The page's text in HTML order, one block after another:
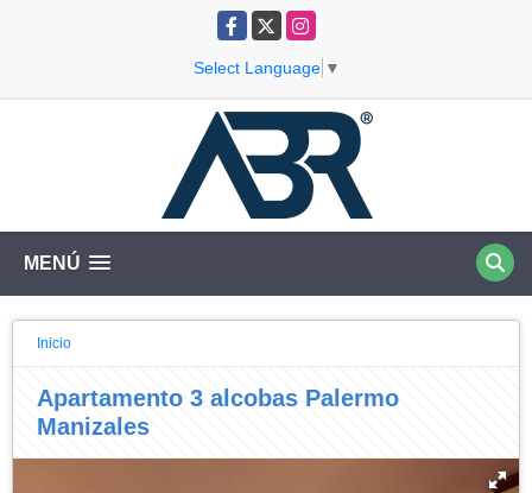
Facebook
X Instagram
Select Language ▼
MENÚ
Inicio
Apartamento 3 alcobas Palermo
Manizales